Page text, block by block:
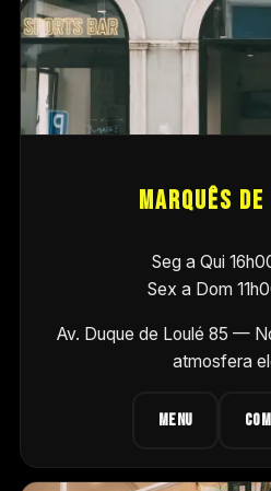
Marquês
Seg a Qui
Sex a Dom
Av. Duque de Loulé 85 —
atmosfera
MENU